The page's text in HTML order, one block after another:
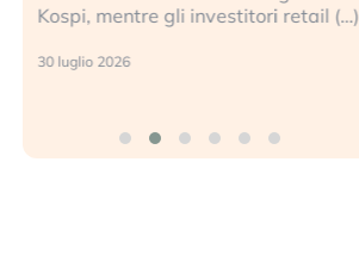
Kospi, mentre gli investitori retail (…)
30 luglio 2026